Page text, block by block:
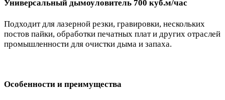
Универсальный дымоуловитель 700 куб.м/час
Подходит для лазерной резки, гравировки, нескольких
постов пайки, обработки печатных плат и других отраслей
промышленности для очистки дыма и запаха.
Особенности и преимущества